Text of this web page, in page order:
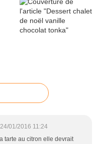
24/01/2016 11:24
tarte au citron elle devrait